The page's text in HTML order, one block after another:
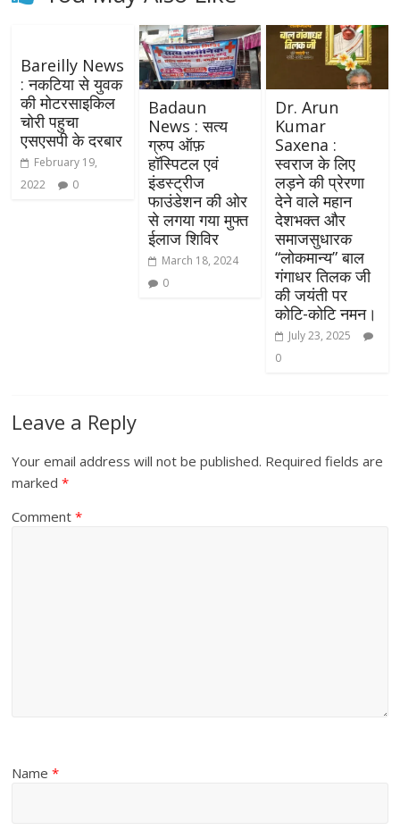
Bareilly News
: नकटिया से युवक
की मोटरसाइकिल
चोरी पहुचा
एसएसपी के दरबार
February 19,
2022
0
Badaun
News : सत्य
ग्रुप ऑफ़
हॉस्पिटल एवं
इंडस्ट्रीज
फाउंडेशन की ओर
से लगया गया मुफ्त
ईलाज शिविर
March 18, 2024
0
Dr. Arun
Kumar
Saxena :
स्वराज के लिए
लड़ने की प्रेरणा
देने वाले महान
देशभक्त और
समाजसुधारक
“लोकमान्य” बाल
गंगाधर तिलक जी
की जयंती पर
कोटि-कोटि नमन।
July 23, 2025
0
Leave a Reply
Your email address will not be published. Required fields are
marked*
Comment*
Name*